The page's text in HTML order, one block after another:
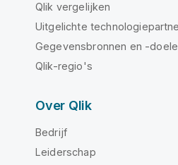
Qlik vergelijken
Uitgelichte
Gegevensbronnen en -
Qlik-regio's
Over Qlik
Bedrijf
Leiderschap